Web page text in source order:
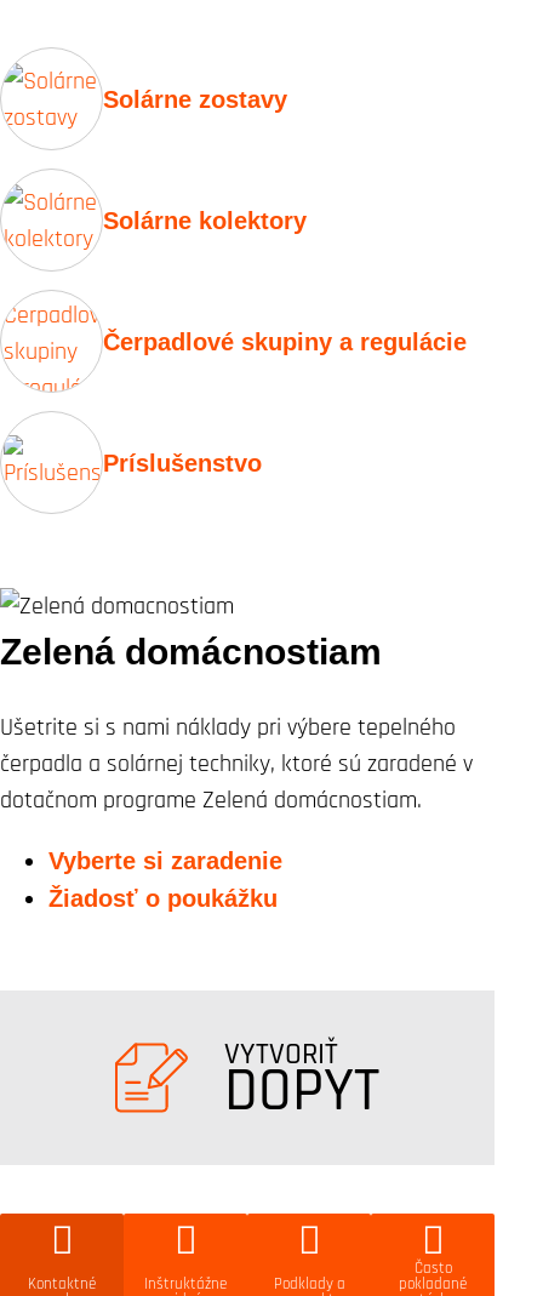
Solárne zostavy
Solárne kolektory
Čerpadlové skupiny a regulácie
Príslušenstvo
Zelená domácnostiam
Ušetrite si s nami náklady pri výbere tepelného
čerpadla a solárnej techniky, ktoré sú zaradené v
dotačnom programe Zelená domácnostiam.
Vyberte si zaradenie
Žiadosť o poukážku
VYTVORIŤ
DOPYT
Kontaktné
Inštruktážne
Podklady a
Často
pokladané